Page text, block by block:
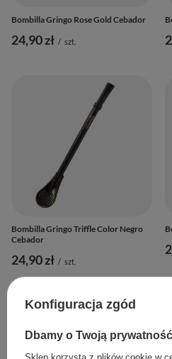
Bombilla Gringo Rose Gold Cebador
24,90 zł / szt.
Bombilla Gringo Triffle Color Negro
Cebador
24,90 zł / szt.
Konfiguracja zgód
Dbamy o Twoją prywatność